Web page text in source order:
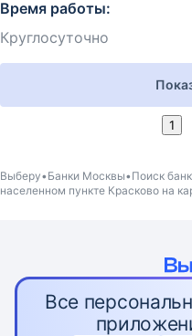
Время работы:
Круглосуточно
1
Выберу Банки Москвы Поиск
населенном пункте Красково на
Все